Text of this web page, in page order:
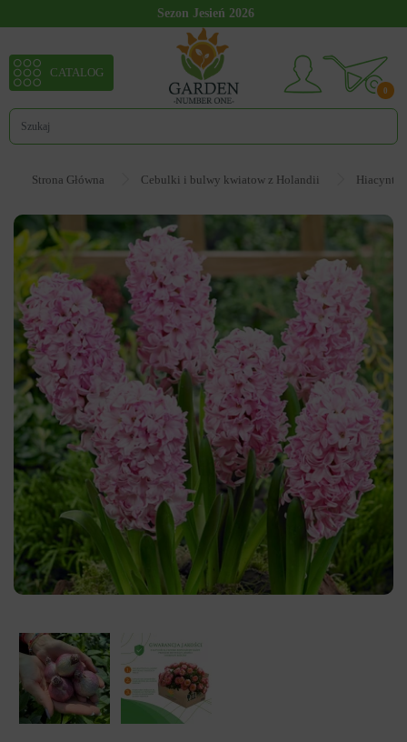
Sezon Jesień 2026
0
CATALOG
Strona Główna Cebulki i bulwy kwiatow z Holandii Hiacynt